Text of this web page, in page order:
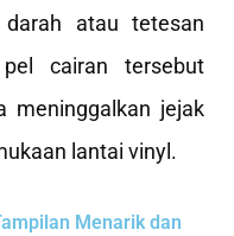
atau tetesan
cairan tersebut
jejak
lantai vinyl.
Menarik dan